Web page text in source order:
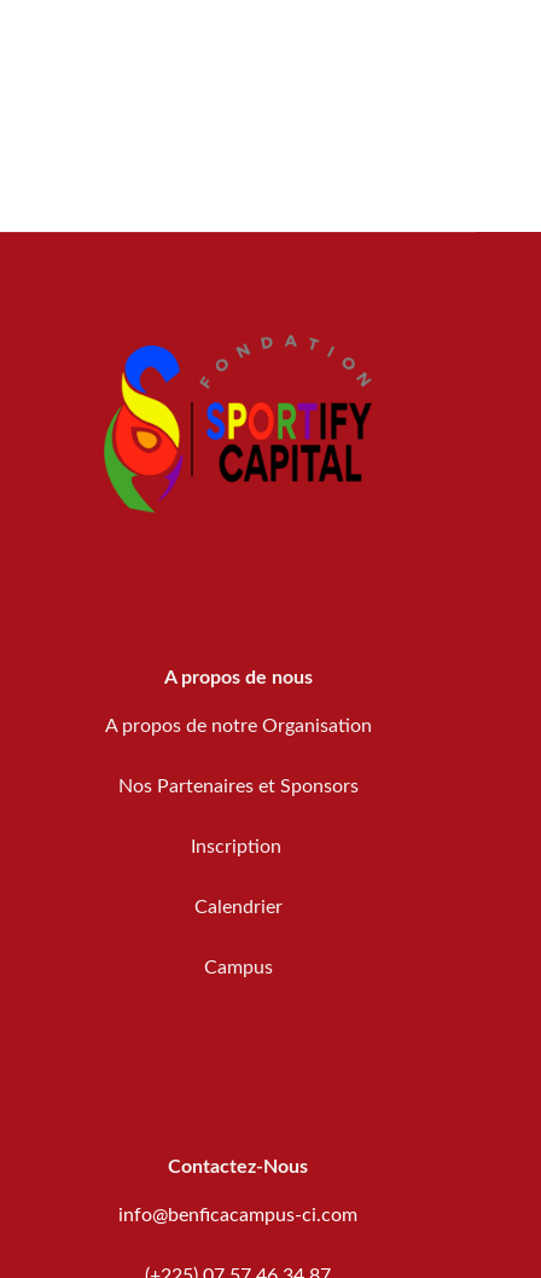
A propos de nous
A propos de notre Organisation
Nos Partenaires et Sponsors
Inscription
Calendrier
Campus
Contactez-Nous
info@benficacampus-ci.com